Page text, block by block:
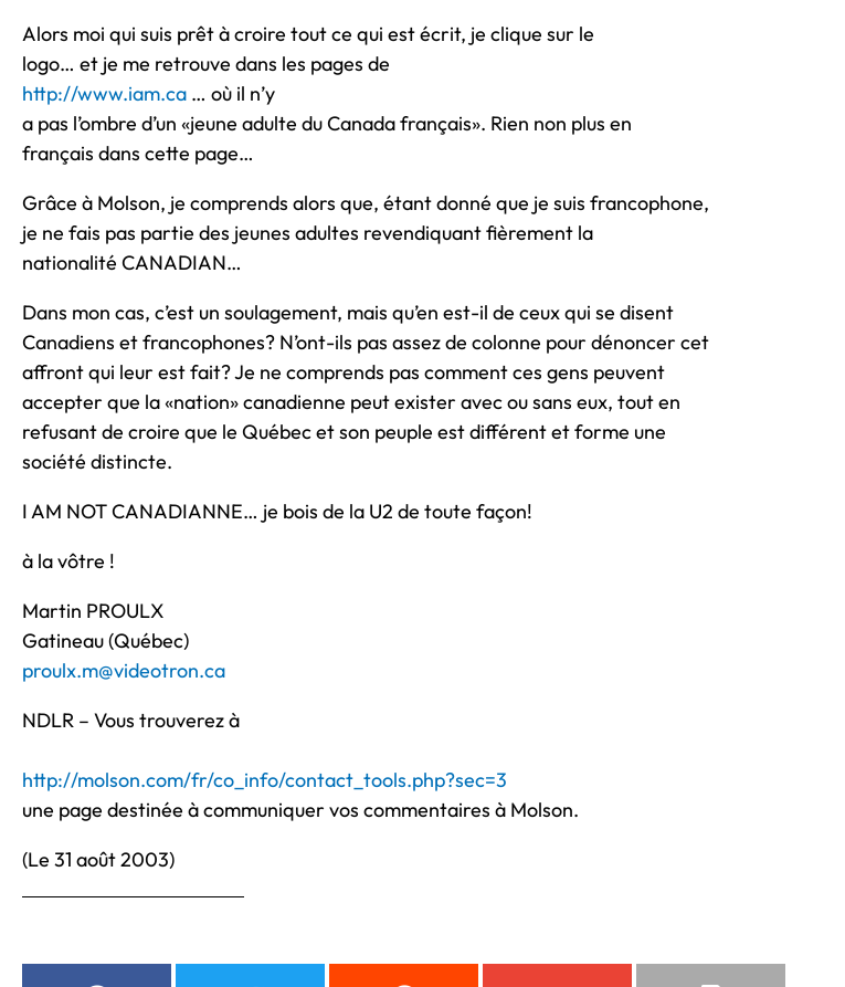
Alors moi qui suis prêt à croire tout ce qui est écrit, je clique sur le
logo… et je me retrouve dans les pages de
http://www.iam.ca … où il n’y
a pas l’ombre d’un «jeune adulte du Canada français». Rien non plus en
français dans cette page…
Grâce à Molson, je comprends alors que, étant donné que je suis francophone,
je ne fais pas partie des jeunes adultes revendiquant fièrement la
nationalité CANADIAN…
Dans mon cas, c’est un soulagement, mais qu’en est-il de ceux qui se disent
Canadiens et francophones? N’ont-ils pas assez de colonne pour dénoncer cet
affront qui leur est fait? Je ne comprends pas comment ces gens peuvent
accepter que la «nation» canadienne peut exister avec ou sans eux, tout en
refusant de croire que le Québec et son peuple est différent et forme une
société distincte.
I AM NOT CANADIANNE… je bois de la U2 de toute façon!
à la vôtre !
Martin PROULX
Gatineau (Québec)
proulx.m@videotron.ca
NDLR – Vous trouverez à
http://molson.com/fr/co_info/contact_tools.php?sec=3
une page destinée à communiquer vos commentaires à Molson.
(Le 31 août 2003)